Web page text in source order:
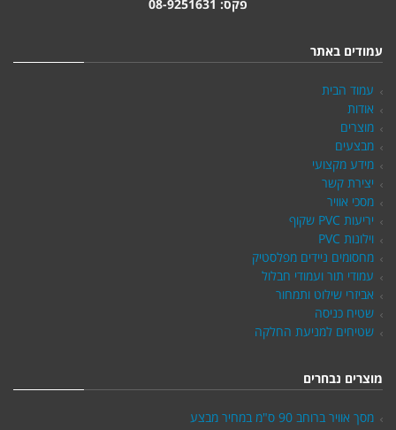
פקס: 08-9251631
עמודים באתר
עמוד הבית
אודות
מוצרים
מבצעים
מידע מקצועי
יצירת קשר
מסכי אוויר
יריעות PVC שקוף
וילונות PVC
מחסומים ניידים מפלסטיק
עמודי תור ועמודי חבלול
אביזרי שילוט ותמחור
שטיח כניסה
שטיחים למניעת החלקה
מוצרים נבחרים
מסך אוויר ברוחב 90 ס"מ במחיר מבצע